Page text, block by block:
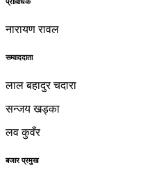
नारायण रावल
सम्वाददाता
लाल बहादुर चदारा
सन्जय खड्का
लव कुवँर
बजार प्रमुख